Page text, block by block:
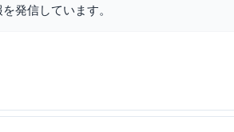
発信しています。